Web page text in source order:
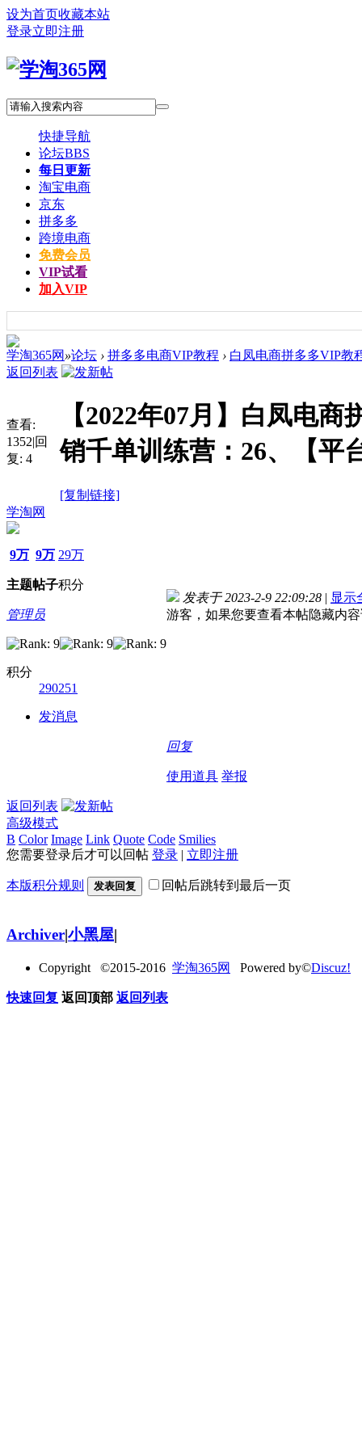
设为首页收藏本站
登录立即注册
快捷导航
论坛BBS
每日更新
淘宝电商
京东
拼多多
跨境电商
免费会员
VIP试看
加入VIP
学淘365网 »论坛 › 拼多多电商VIP教程 › 白凤电商拼多多VIP教
返回列表
查看:
1352|回
复: 4
【2022年07月】白凤电
销千单训练营：26、【平
[复制链接]
学淘网
9万
主题
9万
帖子
29万
积分
管理员
积分
290251
发消息
发表于 2023-2-9 22:09:28 | 显示
游客，如果您要查看本帖隐藏内
回复
使用道具 举报
返回列表
高级模式
B Color Image Link Quote Code Smilies
您需要登录后才可以回帖 登录 | 立即注册
本版积分规则 发表回复 回帖后跳转到最后一页
Archiver|小黑屋|
Copyright ©2015-2016 学淘365网 Powered by©Discuz!
快速回复 返回顶部 返回列表